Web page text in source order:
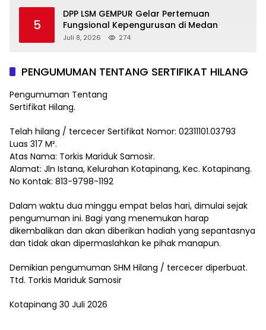
5
DPP LSM GEMPUR Gelar Pertemuan
Fungsional Kepengurusan di Medan
Juli 8, 2026 274
PENGUMUMAN TENTANG SERTIFIKAT HILANG
Pengumuman Tentang
Sertifikat Hilang.
Telah hilang / tercecer Sertifikat Nomor: 02311101.03793
Luas 317 M².
Atas Nama: Torkis Mariduk Samosir.
Alamat: Jln Istana, Kelurahan Kotapinang, Kec. Kotapinang.
No Kontak: 813-9798-1192
Dalam waktu dua minggu empat belas hari, dimulai sejak
pengumuman ini. Bagi yang menemukan harap
dikembalikan dan akan diberikan hadiah yang sepantasnya
dan tidak akan dipermaslahkan ke pihak manapun.
Demikian pengumuman SHM Hilang / tercecer diperbuat.
Ttd. Torkis Mariduk Samosir
Kotapinang 30 Juli 2026